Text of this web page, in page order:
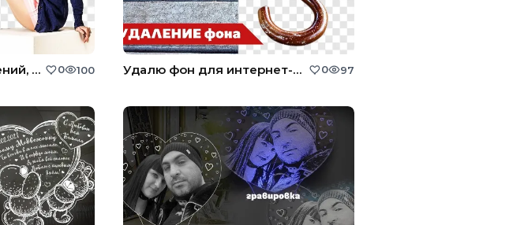
Удалю фон изображений, для интернет-магазина и для других целей. 0 100 Удалю фон для интернет-магазина и для других целей. 0 97